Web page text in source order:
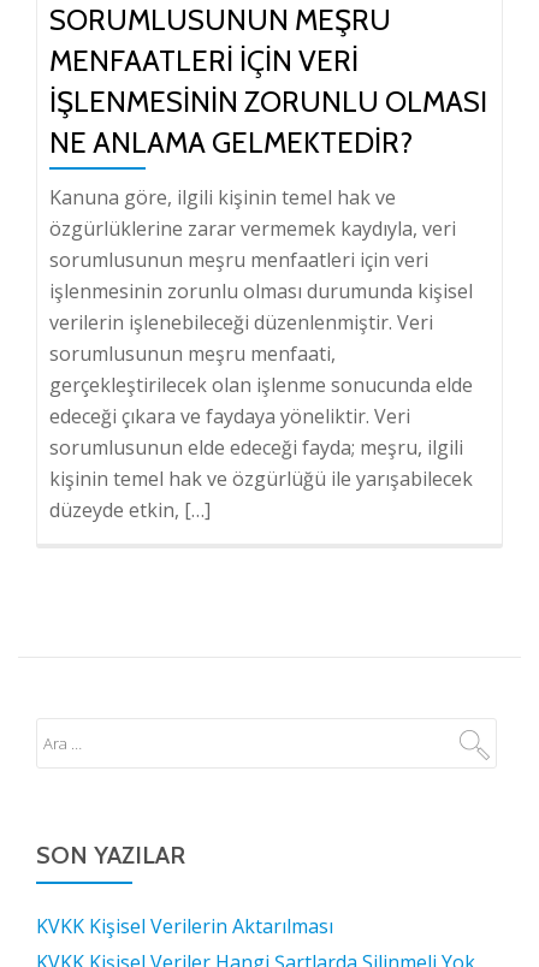
SORUMLUSUNUN MEŞRU
MENFAATLERI İÇIN VERI
İŞLENMESININ ZORUNLU OLMASI
NE ANLAMA GELMEKTEDIR?
Kanuna göre, ilgili kişinin temel hak ve
özgürlüklerine zarar vermemek kaydıyla, veri
sorumlusunun meşru menfaatleri için veri
işlenmesinin zorunlu olması durumunda kişisel
verilerin işlenebileceği düzenlenmiştir. Veri
sorumlusunun meşru menfaati,
gerçekleştirilecek olan işlenme sonucunda elde
edeceği çıkara ve faydaya yöneliktir. Veri
sorumlusunun elde edeceği fayda; meşru, ilgili
kişinin temel hak ve özgürlüğü ile yarışabilecek
düzeyde etkin, […]
SON YAZILAR
KVKK Kişisel Verilerin Aktarılması
KVKK Kişisel Veriler Hangi Şartlarda Silinmeli Yok